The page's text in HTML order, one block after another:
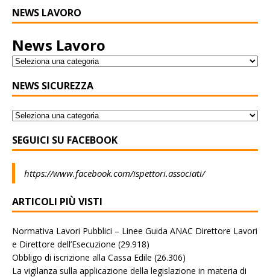
NEWS LAVORO
News Lavoro
NEWS SICUREZZA
SEGUICI SU FACEBOOK
https://www.facebook.com/ispettori.associati/
ARTICOLI PIÙ VISTI
Normativa Lavori Pubblici – Linee Guida ANAC Direttore Lavori
e Direttore dell’Esecuzione (29.918)
Obbligo di iscrizione alla Cassa Edile (26.306)
La vigilanza sulla applicazione della legislazione in materia di